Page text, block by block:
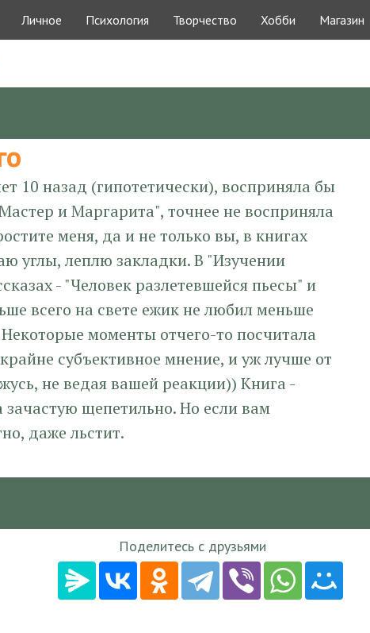
Личное Психология Творчество Хобби Магазин
10 назад (гипотетически), восприняла бы
и Маргарита", точнее не восприняла
меня, да и не только вы, в книгах
углы, леплю закладки. В "Изучении
- "Человек разлетевшейся пьесы" и
всего на свете ежик не любил меньше
моменты отчего-то посчитала
субъективное мнение, и уж лучше от
не ведая вашей реакции)) Книга -
щепетильно. Но если вам
даже льстит.
Поделитесь с друзьями